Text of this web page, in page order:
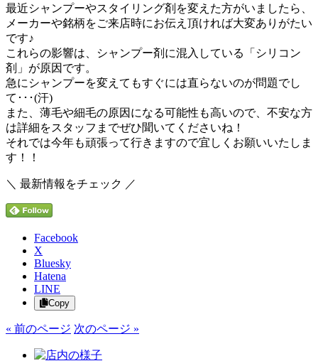
最近シャンプーやスタイリング剤を変えた方がいましたら、
メーカーや銘柄をご来店時にお伝え頂ければ大変ありがたい
です♪
これらの影響は、シャンプー剤に混入している「シリコン
剤」が原因です。
急にシャンプーを変えてもすぐには直らないのが問題でし
て･･･(汗)
また、薄毛や細毛の原因になる可能性も高いので、不安な方
は詳細をスタッフまでぜひ聞いてくださいね！
それでは今年も頑張って行きますので宜しくお願いいたしま
す！！
＼ 最新情報をチェック ／
Facebook
X
Bluesky
Hatena
LINE
Copy
« 前のページ 次のページ »